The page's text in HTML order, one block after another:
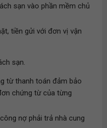
sạn vào phần mềm chủ
tiền gửi với đơn vị vận
sạn.
từ thanh toán đảm bảo
chứng từ của từng
nợ phải trả nhà cung